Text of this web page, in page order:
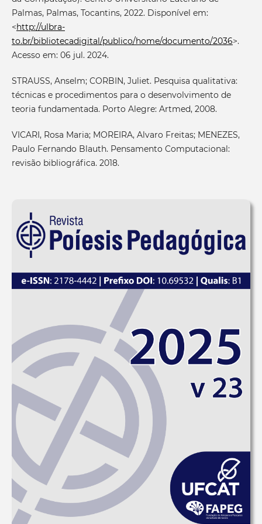
Palmas, Palmas, Tocantins, 2022. Disponível em:
<http://ulbra-
to.br/bibliotecadigital/publico/home/documento/2036>.
Acesso em: 06 jul. 2024.
STRAUSS, Anselm; CORBIN, Juliet. Pesquisa qualitativa:
técnicas e procedimentos para o desenvolvimento de
teoria fundamentada. Porto Alegre: Artmed, 2008.
VICARI, Rosa Maria; MOREIRA, Alvaro Freitas; MENEZES,
Paulo Fernando Blauth. Pensamento Computacional:
revisão bibliográfica. 2018.